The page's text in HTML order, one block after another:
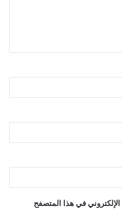
في هذا المتصفح